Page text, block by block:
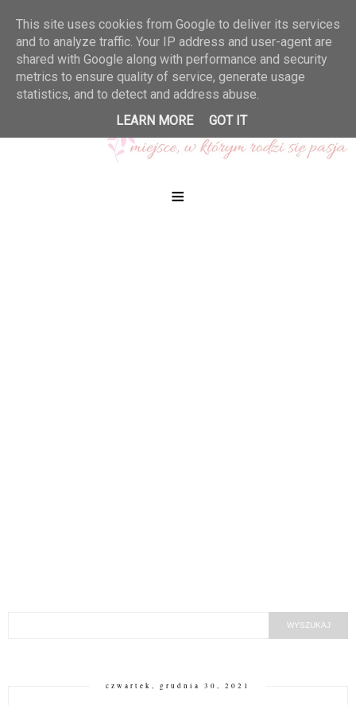
≡
czwartek, grudnia 30, 2021
This site uses cookies from Google to deliver its services
and to analyze traffic. Your IP address and user-agent are
shared with Google along with performance and security
metrics to ensure quality of service, generate usage
statistics, and to detect and address abuse.
LEARN MORE
GOT IT